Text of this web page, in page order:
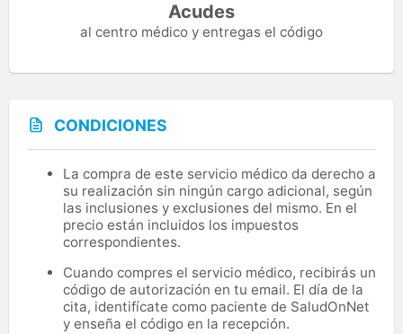
Acudes
al centro médico y entregas el código
CONDICIONES
La compra de este servicio médico da derecho a
su realización sin ningún cargo adicional, según
las inclusiones y exclusiones del mismo. En el
precio están incluidos los impuestos
correspondientes.
Cuando compres el servicio médico, recibirás un
código de autorización en tu email. El día de la
cita, identifícate como paciente de SaludOnNet
y enseña el código en la recepción.